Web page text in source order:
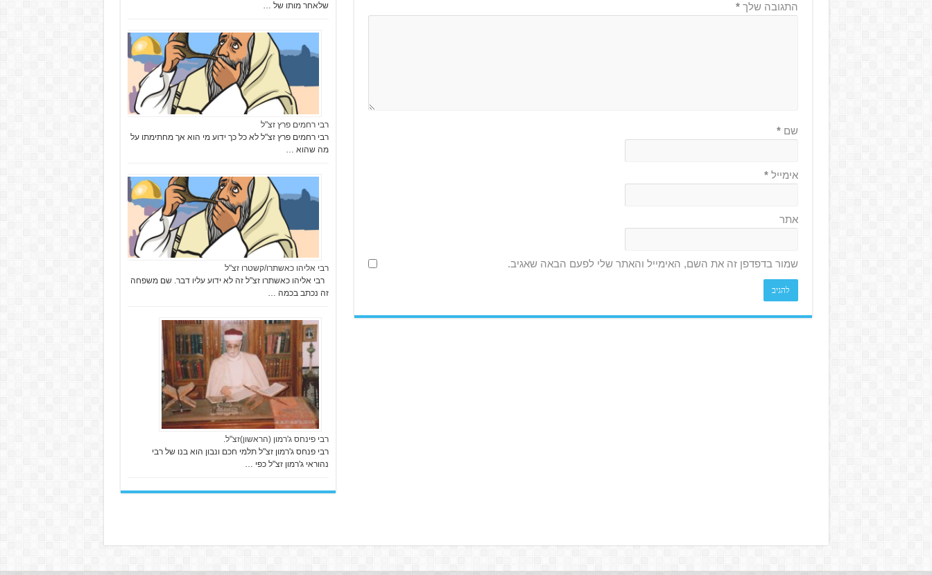
התגובה שלך*
שם*
אימייל*
אתר
שמור בדפדפן זה את השם, האימייל והאתר שלי לפעם הבאה שאגיב.
שלאחר מותו של …
רבי רחמים פרץ זצ"ל
רבי רחמים פרץ זצ"ל לא כל כך ידוע מי הוא אך מחתימתו על
מה שהוא …
רבי אליהו כאשתרו/קשטרו זצ"ל
רבי אליהו כאשתרו זצ"ל זה לא ידוע עליו דבר. שם משפחה
זה נכתב בכמה …
רבי פינחס ג'רמון (הראשון)זצ"ל.
רבי פנחס ג'רמון זצ"ל תלמי חכם ונבון הוא בנו של רבי
נהוראי ג'רמון זצ"ל כפי …